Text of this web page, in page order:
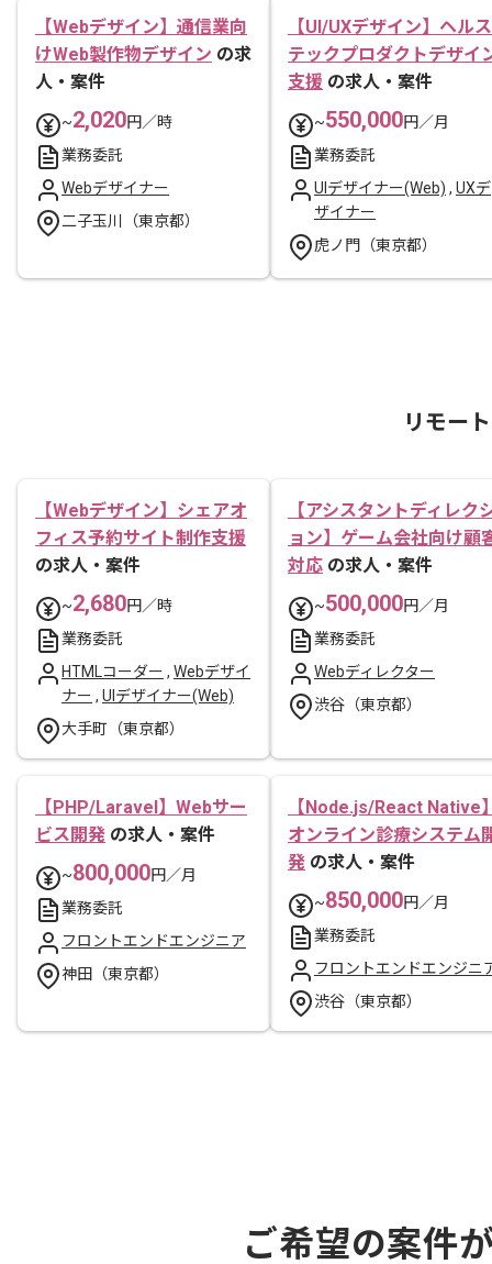
【Webデザイン】通信業向
けWeb製作物デザイン の求
人・案件
~2,020円／時
業務委託
Webデザイナー
二子玉川（東京都）
【UI/UXデザイン】ヘルス
テックプロダクトデザイ
支援 の求人・案件
~550,000円／月
業務委託
UIデザイナー(Web) , UXデ
ザイナー
虎ノ門（東京都）
リモー
【Webデザイン】シェアオ
フィス予約サイト制作支援
の求人・案件
~2,680円／時
業務委託
HTMLコーダー , Webデザイ
ナー , UIデザイナー(Web)
大手町（東京都）
【アシスタントディレク
ョン】ゲーム会社向け顧
対応 の求人・案件
~500,000円／月
業務委託
Webディレクター
渋谷（東京都）
【PHP/Laravel】Webサー
ビス開発 の求人・案件
~800,000円／月
業務委託
フロントエンドエンジニア
神田（東京都）
【Node.js/React Native
オンライン診療システム
発 の求人・案件
~850,000円／月
業務委託
フロントエンドエンジニ
渋谷（東京都）
ご希望の案件